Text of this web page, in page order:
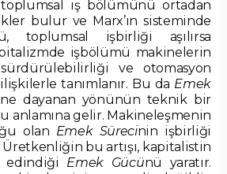
iş bölümünü ortadan
bulur ve Marx’ın sisteminde
toplumsal işbirliği aşılırsa
işbölümü makinelerin
ve otomasyon
tanımlanır. Bu da Emek
dayanan yönünün teknik bir
anlamına gelir. Makineleşmenin
olan Emek Sürecinin işbirliği
bu artışı, kapitalistin
edindiği Emek Gücünü yaratır.